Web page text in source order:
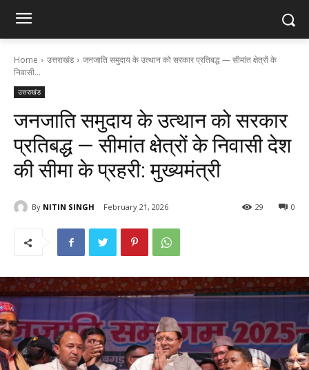
Home उत्तराखंड
जनजाति समुदाय के उत्थान को सरकार प्रतिबद्ध — सीमांत क्षेत्रों के
निवासी...
उत्तराखंड
जनजाति समुदाय के उत्थान को सरकार
प्रतिबद्ध — सीमांत क्षेत्रों के निवासी देश
की सीमा के प्रहरी: मुख्यमंत्री
By NITIN SINGH February 21, 2026 0
29